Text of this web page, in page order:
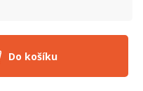
Do košíku